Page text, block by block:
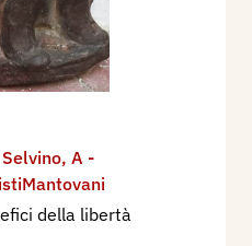
, A -
della libertà